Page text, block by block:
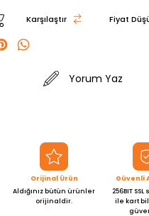
Karşılaştır Fiyat
Yorum Yaz
Orijinal Ürün
Aldığınız bütün ürünler
orijinaldir.
Güvenli
256BIT
ile kart